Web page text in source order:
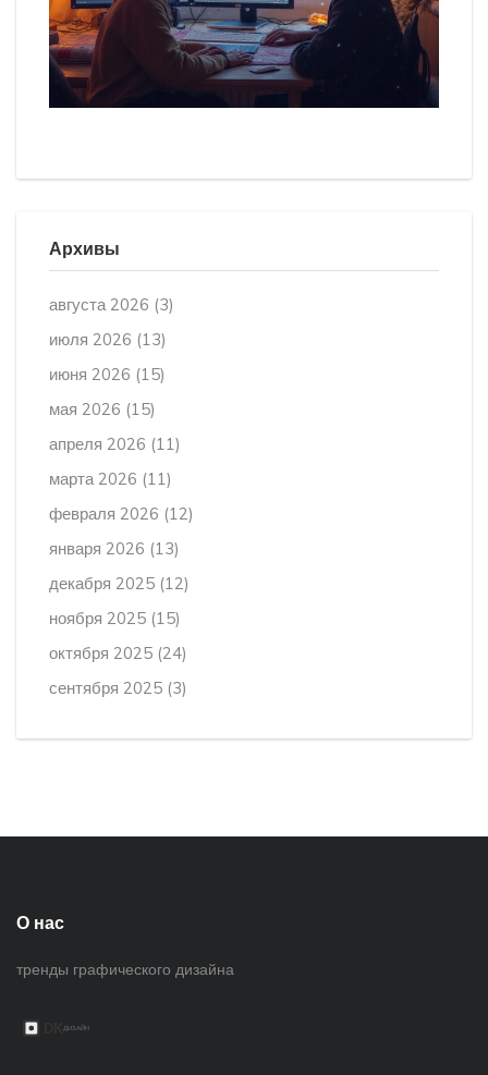
Архивы
августа 2026 (3)
июля 2026 (13)
июня 2026 (15)
мая 2026 (15)
апреля 2026 (11)
марта 2026 (11)
февраля 2026 (12)
января 2026 (13)
декабря 2025 (12)
ноября 2025 (15)
октября 2025 (24)
сентября 2025 (3)
О нас
тренды графического дизайна